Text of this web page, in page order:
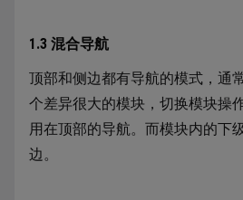
1.3 混合导航
顶部和侧边都有导航的模式，通
个差异很大的模块，切换模块操
用在顶部的导航。而模块内的下
边。